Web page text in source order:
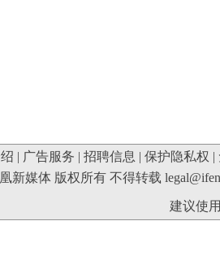
| 广告服务 | 招聘信息 | 保护隐私权 |
新媒体 版权所有 不得转载
建议使